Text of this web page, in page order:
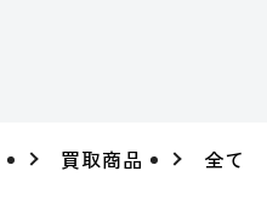
買取商品 全て